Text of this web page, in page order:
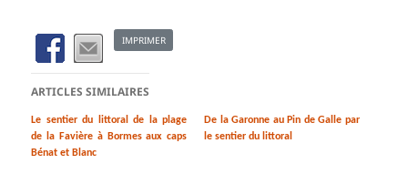
IMPRIMER
ARTICLES SIMILAIRES
Le sentier du littoral de la plage
de la Favière à Bormes aux caps
Bénat et Blanc
De la Garonne au Pin de Galle par
le sentier du littoral